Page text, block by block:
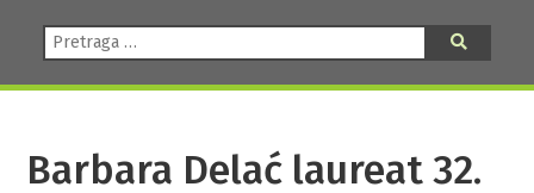
Pretraga:
Barbara Delać laureat 32.